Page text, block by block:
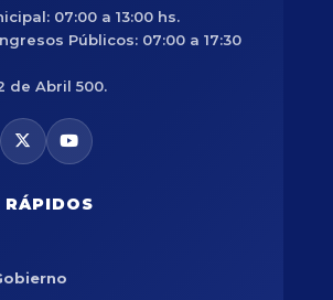
07:00 a 13:00 hs.
Públicos: 07:00 a 17:30
de Abril 500.
RÁPIDOS